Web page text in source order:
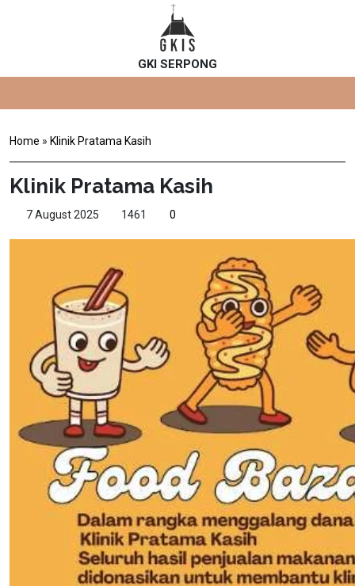
GKI SERPONG
Home » Klinik Pratama Kasih
Klinik Pratama Kasih
7 August 2025 1461 0